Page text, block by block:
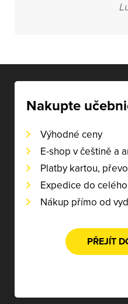
Nakupte
Výhodné ceny
E-shop v češtině a
Platby kartou,
Expedice do
Nákup přímo od
PŘEJÍT